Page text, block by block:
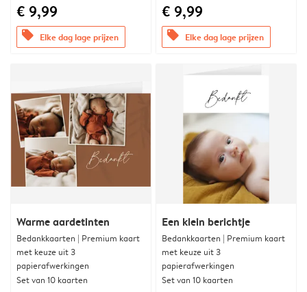
€ 9,99
offers Elke dag lage prijzen
€ 9,99
offers Elke dag lage prijzen
Warme aardetinten
Bedankkaarten | Premium kaart
met keuze uit 3
papierafwerkingen
Set van 10 kaarten
Een klein berichtje
Bedankkaarten | Premium kaart
met keuze uit 3
papierafwerkingen
Set van 10 kaarten